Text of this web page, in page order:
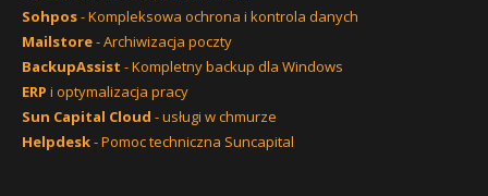
Sohpos- Kompleksowa ochrona i kontrola danych
Mailstore- Archiwizacja poczty
BackupAssist - Kompletny backup dla Windows
ERP i optymalizacja pracy
Sun Capital Cloud - usługi w chmurze
Helpdesk- Pomoc techniczna Suncapital